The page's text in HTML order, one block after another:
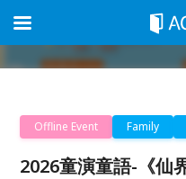
Offline Event Family
2026童演童語-《仙